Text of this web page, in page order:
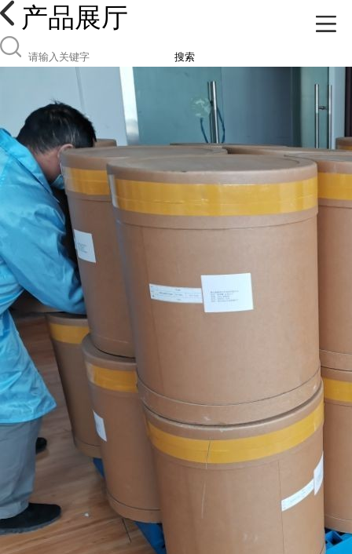
产品展厅
搜索